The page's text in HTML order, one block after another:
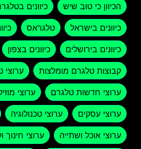
הכיוון כי טוב שיש כיוונים
כיוונים בישראל טלגראס
כיוונים בירושלים כיוונים בצפון
קבוצות טלגרם מומלצות ערוצי
ערוצי חדשות טלגרם ערוצי
ערוצי עסקים ערוצי טכנולוגיה
ערוצי אוכל ושתייה ערוצי חינוך